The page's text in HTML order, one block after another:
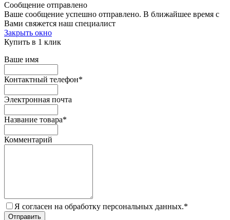
Сообщение отправлено
Ваше сообщение успешно отправлено. В ближайшее время с
Вами свяжется наш специалист
Закрыть окно
Купить в 1 клик
Ваше имя
Контактный телефон*
Электронная почта
Название товара*
Комментарий
Я согласен на обработку персональных данных.*